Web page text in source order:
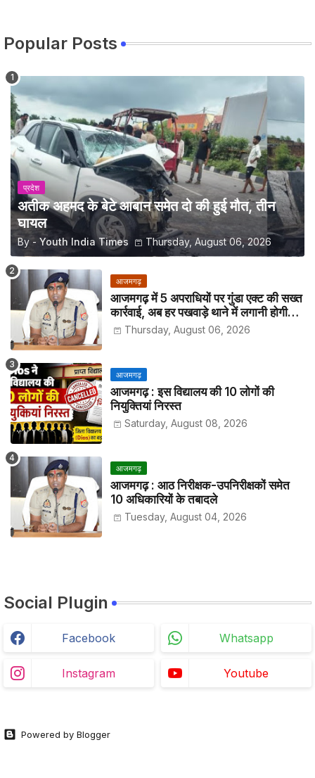
Popular Posts
प्रदेश
अतीक अहमद के बेटे आबान समेत दो की हुई मौत, तीन
घायल
By - Youth India Times Thursday, August 06, 2026
आजमगढ़
आजमगढ़ में 5 अपराधियों पर गुंडा एक्ट की सख्त
कार्रवाई, अब हर पखवाड़े थाने में लगानी होगी
हाजिरीThursday, August 06, 2026
आजमगढ़
आजमगढ़ : इस विद्यालय की 10 लोगों की
नियुक्तियां निरस्त
Saturday, August 08, 2026
आजमगढ़
आजमगढ़ : आठ निरीक्षक-उपनिरीक्षकों समेत
10 अधिकारियों के तबादले
Tuesday, August 04, 2026
Social Plugin
Facebook Whatsapp
Instagram Youtube
Powered by Blogger